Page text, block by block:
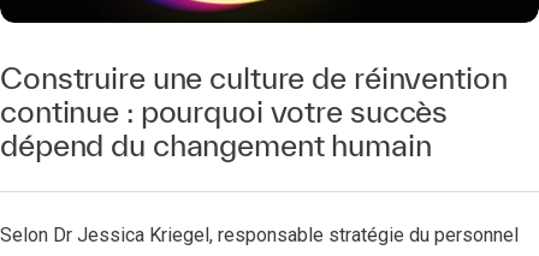
Construire une culture de réinvention
continue : pourquoi votre succès
dépend du changement humain
Selon Dr Jessica Kriegel, responsable stratégie du personnel